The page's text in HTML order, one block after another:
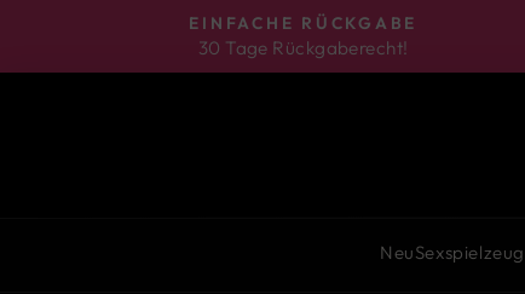
Inhalt
EINFACHE RÜCKGABE
30 Tage Rückgaberecht!
NeuSexspielzeug